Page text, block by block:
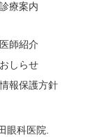
診療案内
医師紹介
おしらせ
報保護方針
眼科医院.